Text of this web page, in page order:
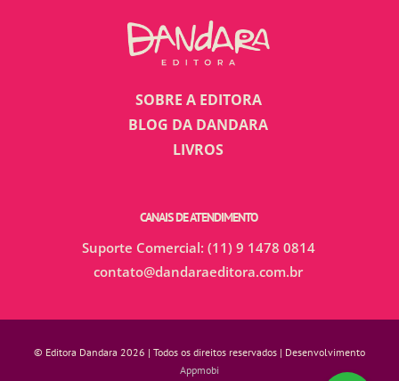
SOBRE A EDITORA
BLOG DA DANDARA
LIVROS
CANAIS DE ATENDIMENTO
Suporte Comercial: (11) 9 1478 0814
contato@dandaraeditora.com.br
© Editora Dandara 2026 | Todos os direitos reservados | Desenvolvimento
Appmobi